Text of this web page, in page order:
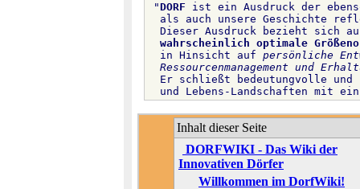
"DORF ist ein Ausdruck der
als auch unsere Geschichte
Dieser Ausdruck bezieht sich
wahrscheinlich optimale
  in Hinsicht auf
persönliche
Ressourcenmanagement und
Er schließt bedeutungvolle und
und Lebens-Landschaften mit
Inhalt dieser Seite
DORFWIKI - Das Wiki der
Innovativen Dörfer
Willkommen im DorfWiki!